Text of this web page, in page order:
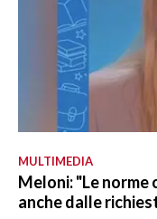
MULTIMEDIA
Meloni: "Le
anche dalle